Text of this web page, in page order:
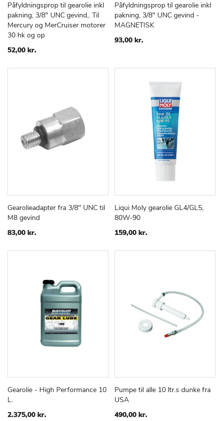
Læg i kurv
TILFØJ
TIL
ØNSKE
SAMMENLIGN
Påfyldningsprop til gearolie inkl
pakning, 3/8" UNC gevind,. Til
Mercury og MerCruiser motorer
30 hk og op
52,00 kr.
Læg i kurv
TILFØJ
TIL
Påfyldningsprop til gearolie inkl
pakning, 3/8" UNC gevind -
MAGNETISK
93,00 kr.
Læg i kurv
TILFØJ
SAMMENLIGN
Gearolieadapter fra 3/8" UNC til
M8 gevind
83,00 kr.
Læg i kurv
TILFØJ
Liqui Moly gearolie GL4/GL5,
80W-90
159,00 kr.
Læg i kurv
TILFØJ
SAMMENLIGN
Gearolie - High Performance 10
L.
2.375,00 kr.
Læg i kurv
TILFØJ
Pumpe til alle 10 ltr.s dunke fra
USA
490,00 kr.